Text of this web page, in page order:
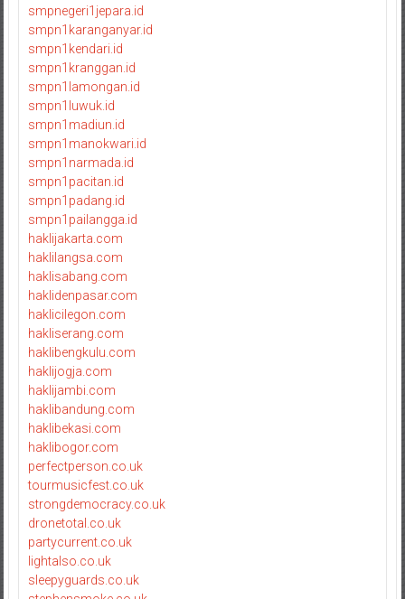
smpnegeri1jepara.id
smpn1karanganyar.id
smpn1kendari.id
smpn1kranggan.id
smpn1lamongan.id
smpn1luwuk.id
smpn1madiun.id
smpn1manokwari.id
smpn1narmada.id
smpn1pacitan.id
smpn1padang.id
smpn1pailangga.id
haklijakarta.com
haklilangsa.com
haklisabang.com
haklidenpasar.com
haklicilegon.com
hakliserang.com
haklibengkulu.com
haklijogja.com
haklijambi.com
haklibandung.com
haklibekasi.com
haklibogor.com
perfectperson.co.uk
tourmusicfest.co.uk
strongdemocracy.co.uk
dronetotal.co.uk
partycurrent.co.uk
lightalso.co.uk
sleepyguards.co.uk